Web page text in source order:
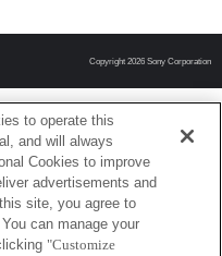
Copyright 2026 Sony Corporation
to operate this
and will always
Cookies to improve
advertisements and
site, you agree to
can manage your
"Customize